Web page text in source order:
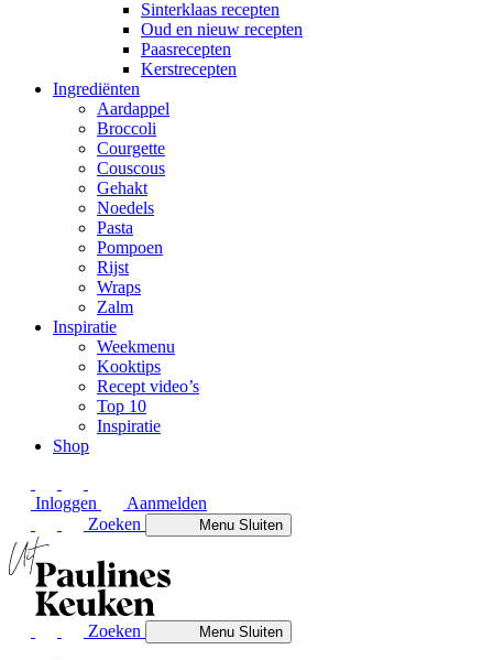
Sinterklaas recepten
Oud en nieuw recepten
Paasrecepten
Kerstrecepten
Ingrediënten
Aardappel
Broccoli
Courgette
Couscous
Gehakt
Noedels
Pasta
Pompoen
Rijst
Wraps
Zalm
Inspiratie
Weekmenu
Kooktips
Recept video’s
Top 10
Inspiratie
Shop
Inloggen
Aanmelden
Zoeken
MenuSluiten
Zoeken MenuSluiten